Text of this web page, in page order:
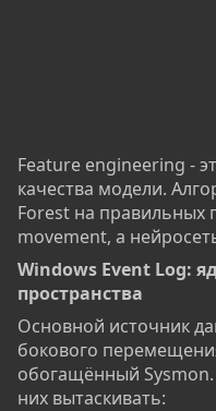
Feature engineering -
качества модели.
Forest на правильных
movement, а
Windows Event Log:
пространства​
Основной источник
бокового
обогащённый
них вытаскивать: